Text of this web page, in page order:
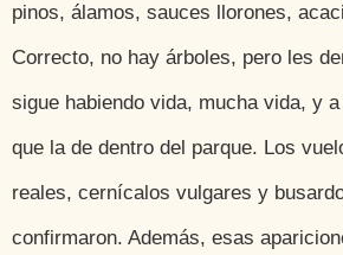
pinos, álamos, sauces llorones,
Correcto, no hay árboles, pero les
sigue habiendo vida, mucha vida, y
que la de dentro del parque. Los
reales, cernícalos vulgares y
confirmaron. Además, esas